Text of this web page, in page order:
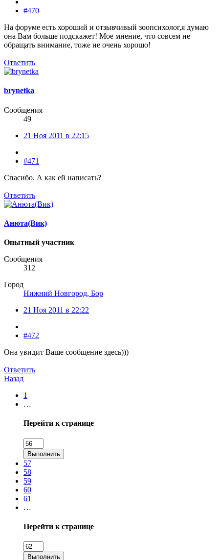
#470
На форуме есть хороший и отзывчивый зоопсихолог,я думаю
она Вам больше подскажет! Мое мнение, что совсем не
обращать внимание, тоже не очень хорошо!
Ответить
brynetka
Сообщения
49
21 Ноя 2011 в 22:15
#471
Спасибо. А как ей написать?
Ответить
Анюта(Вик)
Опытный участник
Сообщения
312
Город
Нижний Новгород, Бор
21 Ноя 2011 в 22:22
#472
Она увидит Ваше сообщение здесь)))
Ответить
Назад
1
…
Перейти к странице
Выполнить
57
58
59
60
61
…
Перейти к странице
Выполнить